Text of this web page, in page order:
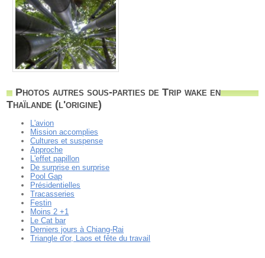
Photos autres sous-parties de Trip wake en
Thaïlande (l'origine)
L'avion
Mission accomplies
Cultures et suspense
Approche
L'effet papillon
De surprise en surprise
Pool Gap
Présidentielles
Tracasseries
Festin
Moins 2 +1
Le Cat bar
Derniers jours à Chiang-Rai
Triangle d'or, Laos et fête du travail